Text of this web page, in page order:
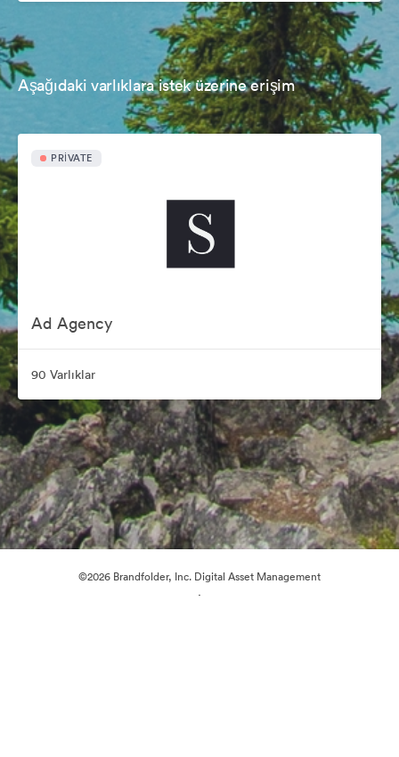
Aşağıdaki varlıklara istek üzerine erişim
PRIVATE
Ad Agency
90 Varlıklar
©2026 Brandfolder, Inc. Digital Asset Management
·